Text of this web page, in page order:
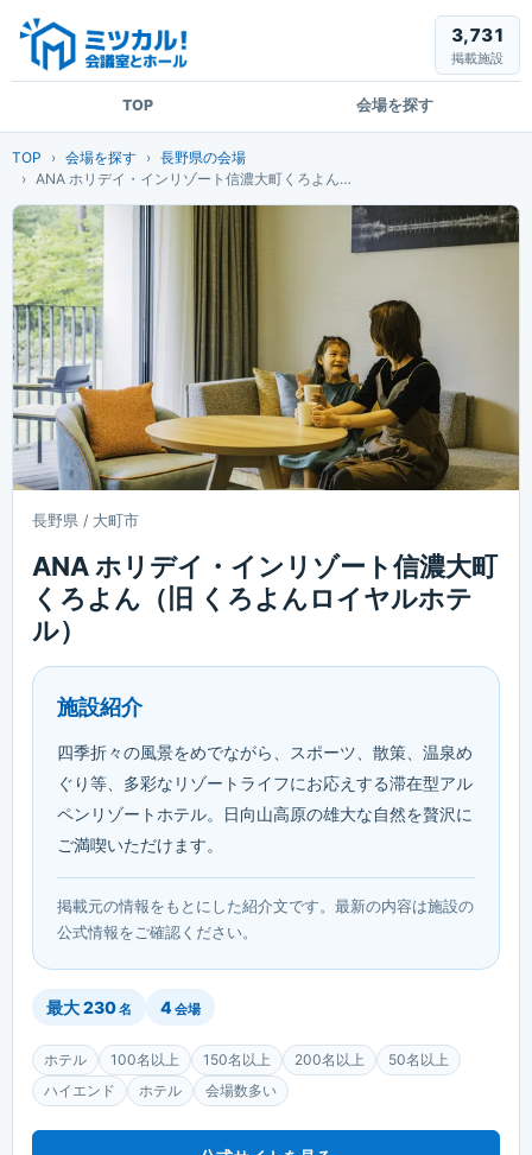
TOP 会場を探す
3,731
掲載施設
TOP 会場を探す
長野県の会場
ANA ホリデイ・インリゾート信濃大町くろよん（旧 くろよんロイヤルホテル）
長野県 / 大町市
ANA ホリデイ・インリゾート信濃大町
くろよん（旧 くろよんロイヤルホテ
ル）
施設紹介
四季折々の風景をめでながら、スポーツ、散策、温泉め
ぐり等、多彩なリゾートライフにお応えする滞在型アル
ペンリゾートホテル。日向山高原の雄大な自然を贅沢に
ご満喫いただけます。
掲載元の情報をもとにした紹介文です。最新の内容は施設の
公式情報をご確認ください。
最大230名 4会場
ホテル 100名以上 150名以上 200名以上
50名以上
ハイエンド
ホテル 会場数多い